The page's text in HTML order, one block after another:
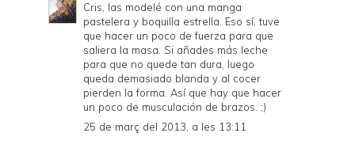
Cris, las modelé con una manga
pastelera y boquilla estrella. Eso sí, tuve
que hacer un poco de fuerza para que
saliera la masa. Si añades más leche
para que no quede tan dura, luego
queda demasiado blanda y al cocer
pierden la forma. Así que hay que hacer
un poco de musculación de brazos. ;)
25 de març del 2013, a les 13:11